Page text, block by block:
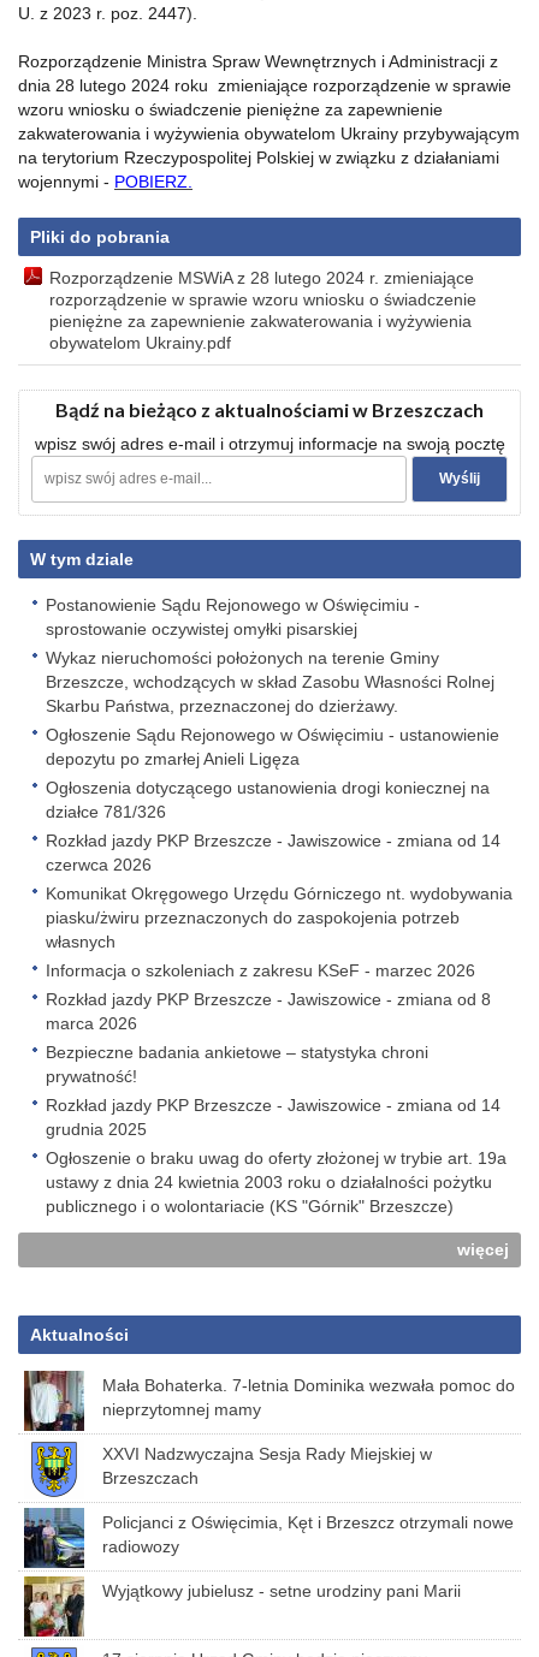
U. z 2023 r. poz. 2447).
Rozporządzenie Ministra Spraw Wewnętrznych i Administracji z
dnia 28 lutego 2024 roku zmieniające rozporządzenie w sprawie
wzoru wniosku o świadczenie pieniężne za zapewnienie
zakwaterowania i wyżywienia obywatelom Ukrainy przybywającym
na terytorium Rzeczypospolitej Polskiej w związku z działaniami
wojennymi - POBIERZ.
Pliki do pobrania
Rozporządzenie MSWiA z 28 lutego 2024 r. zmieniające
rozporządzenie w sprawie wzoru wniosku o świadczenie
pieniężne za zapewnienie zakwaterowania i wyżywienia
obywatelom Ukrainy.pdf
Bądź na bieżąco z aktualnościami w Brzeszczach
wpisz swój adres e-mail i otrzymuj informacje na swoją pocztę
W tym dziale
Postanowienie Sądu Rejonowego w Oświęcimiu -
sprostowanie oczywistej omyłki pisarskiej
Wykaz nieruchomości położonych na terenie Gminy
Brzeszcze, wchodzących w skład Zasobu Własności Rolnej
Skarbu Państwa, przeznaczonej do dzierżawy.
Ogłoszenie Sądu Rejonowego w Oświęcimiu - ustanowienie
depozytu po zmarłej Anieli Ligęza
Ogłoszenia dotyczącego ustanowienia drogi koniecznej na
działce 781/326
Rozkład jazdy PKP Brzeszcze - Jawiszowice - zmiana od 14
czerwca 2026
Komunikat Okręgowego Urzędu Górniczego nt. wydobywania
piasku/żwiru przeznaczonych do zaspokojenia potrzeb
własnych
Informacja o szkoleniach z zakresu KSeF - marzec 2026
Rozkład jazdy PKP Brzeszcze - Jawiszowice - zmiana od 8
marca 2026
Bezpieczne badania ankietowe – statystyka chroni
prywatność!
Rozkład jazdy PKP Brzeszcze - Jawiszowice - zmiana od 14
grudnia 2025
Ogłoszenie o braku uwag do oferty złożonej w trybie art. 19a
ustawy z dnia 24 kwietnia 2003 roku o działalności pożytku
publicznego i o wolontariacie (KS "Górnik" Brzeszcze)
więcej
Aktualności
Mała Bohaterka. 7-letnia Dominika wezwała pomoc do
nieprzytomnej mamy
XXVI Nadzwyczajna Sesja Rady Miejskiej w
Brzeszczach
Policjanci z Oświęcimia, Kęt i Brzeszcz otrzymali nowe
radiowozy
Wyjątkowy jubielusz - setne urodziny pani Marii